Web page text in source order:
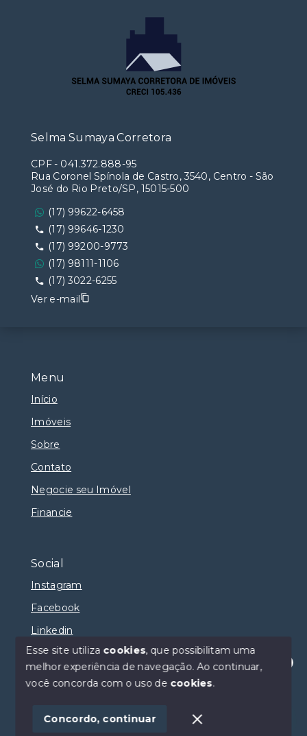
Olá! Estamos disponíveis para te ajudar.
Menu
Início
Imóveis
Sobre
Contato
Negocie seu Imóvel
Financie
Social
Instagram
Facebook
Linkedin
© Copyright 2026 - Selma Sumaya Corretora - Todos
SITE PARA IMOBILIARIA
Selma Sumaya Corretora
CPF- 041.372.888-95
Rua Coronel Spínola de Castro, 3540, Centro - São
José do Rio Preto/SP, 15015-500
(17) 99622-6458
(17) 99646-1230
(17) 99200-9773
(17) 98111-1106
(17) 3022-6255
Ver e-mail
Esse site utiliza cookies, que possibilitam uma
melhor experiência de navegação.Ao continuar,
você concorda com o uso de cookies.
Concordo, continuar